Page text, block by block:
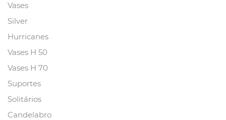
Vases
Silver
Hurricanes
Vases H 50
Vases H 70
Suportes
Solitários
Candelabro